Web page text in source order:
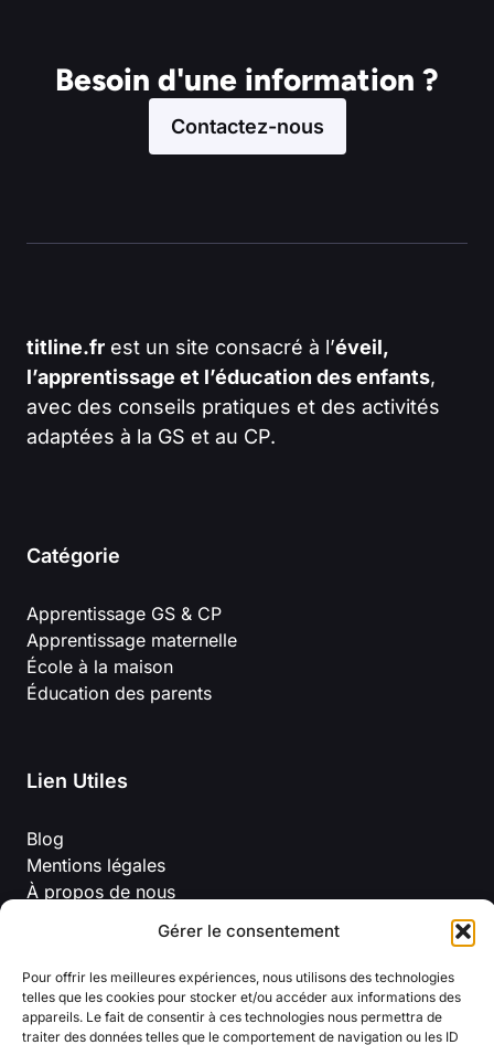
Gérer le consentement
Pour offrir les meilleures expériences, nous utilisons des technologies
telles que les cookies pour stocker et/ou accéder aux informations des
appareils. Le fait de consentir à ces technologies nous permettra de
traiter des données telles que le comportement de navigation ou les ID
Besoin d'une information ?
Contactez-nous
titline.fr est un site consacré à l’éveil,
l’apprentissage et l’éducation des enfants,
avec des conseils pratiques et des activités
adaptées à la GS et au CP.
Catégorie
Apprentissage GS & CP
Apprentissage maternelle
École à la maison
Éducation des parents
Lien Utiles
Blog
Mentions légales
À propos de nous
Politique de confidentialité
Conditions Générales D’Utilisation